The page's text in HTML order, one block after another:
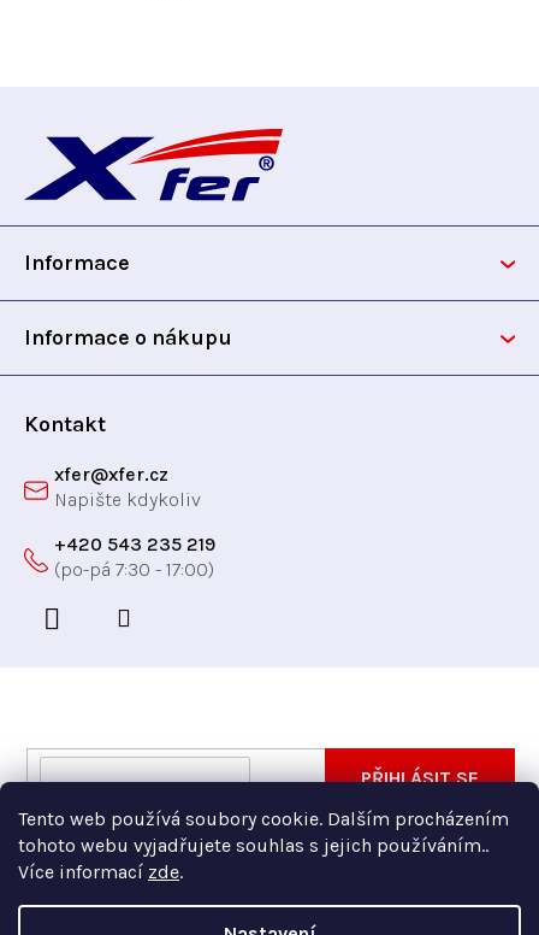
Tento web používá soubory cookie. Dalším procházením
tohoto webu vyjadřujete souhlas s jejich používáním..
Více informací zde.
p
Informace
Informace o nákupu
Kontakt
xfer@xfer.cz
+420 543 235 219
Vložte svůj e-mail a my vám budeme zasílat informace
Vložením e-mailu souhlasíte spodmínkami ochrany
osobních údajů
PŘIHLÁSIT SE